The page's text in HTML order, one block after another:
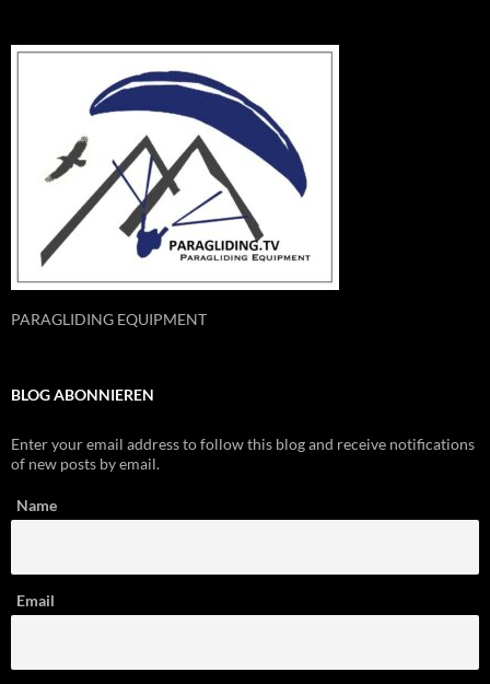
PARAGLIDING EQUIPMENT
BLOG ABONNIEREN
Enter your email address to follow this blog and receive notifications
of new posts by email.
Name
Email